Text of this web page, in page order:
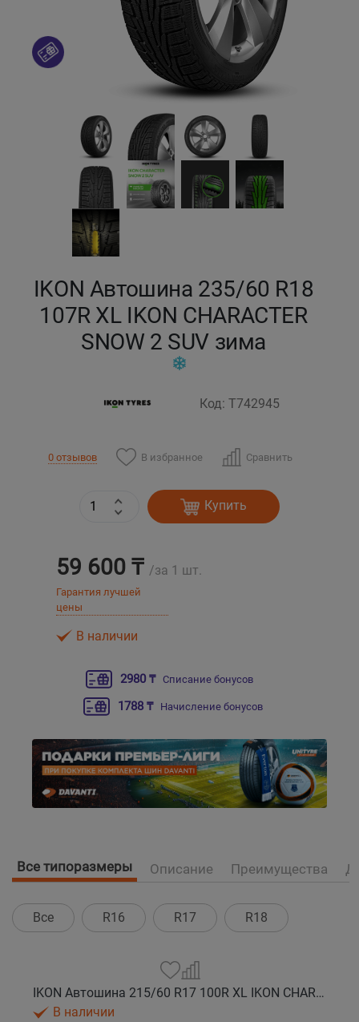
IKON Автошина 235/60 R18
107R XL IKON CHARACTER
SNOW 2 SUV зима
Код: T742945
0 отзывов В избранное Сравнить
Купить
59 600 ₸ /за 1 шт.
Гарантия лучшей
цены
В наличии
2980 ₸ Списание бонусов
1788 ₸ Начисление бонусов
Все типоразмеры Описание Преимущества
Все R16 R17 R18
IKON Автошина 215/60 R17 100R XL IKON CHARACTER SNOW 2 SUV зима
В наличии
Костанай
Петропавловск
Тараз
Бишкек